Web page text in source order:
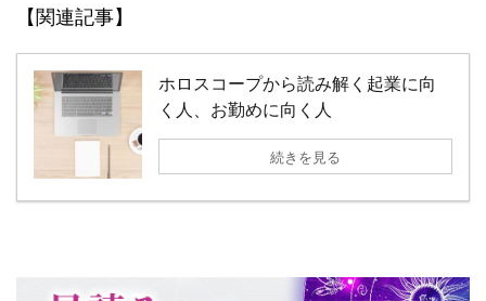
【関連記事】
ホロスコープから読み解く起業に向
く人、お勤めに向く人
続きを見る